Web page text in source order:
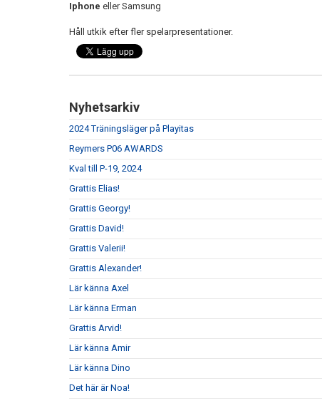
Iphone eller Samsung
Håll utkik efter fler spelarpresentationer.
Nyhetsarkiv
2024 Träningsläger på Playitas
Reymers P06 AWARDS
Kval till P-19, 2024
Grattis Elias!
Grattis Georgy!
Grattis David!
Grattis Valerii!
Grattis Alexander!
Lär känna Axel
Lär känna Erman
Grattis Arvid!
Lär känna Amir
Lär känna Dino
Det här är Noa!